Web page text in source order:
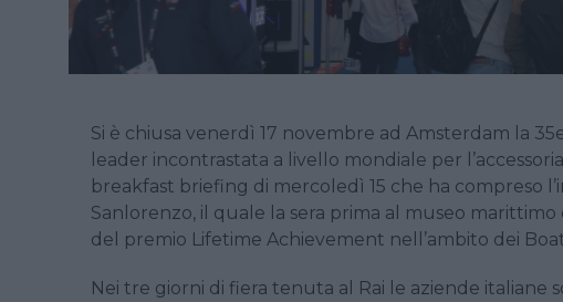
Si è chiusa venerdì 17 novembre ad Amsterdam la
leader incontrastata a livello mondiale per
breakfast briefing di mercoledì 15 che ha compreso
Sanlorenzo, il quale la sera prima al museo
del premio Lifetime Achievement nell’ambito dei
Nei tre giorni di fiera tenuta al Rai le aziende italiane